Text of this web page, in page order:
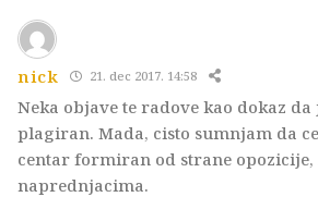
nick 21. dec 2017. 14:58
Neka objave te radove kao dokaz
plagiran. Mada, cisto sumnjam da
centar formiran od strane opozicije,
naprednjacima.